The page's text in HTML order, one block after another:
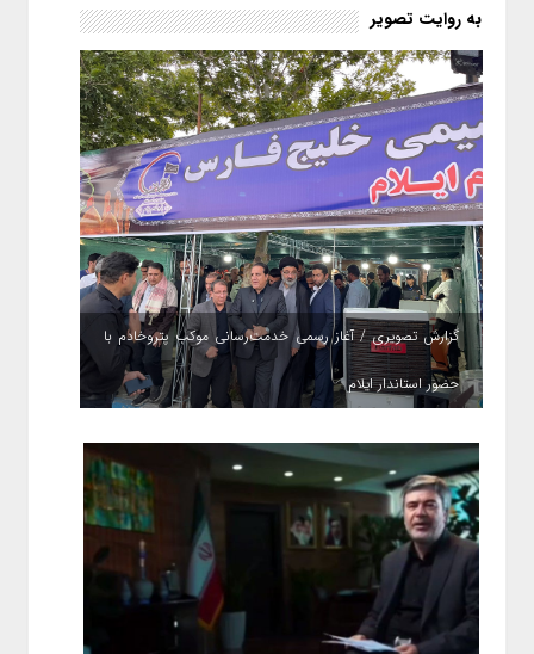
شود؟!
به روایت تصویر
گزارش تصویری / آغاز رسمی خدمت‌رسانی موکب پتروخادم با
حضور استاندار ایلام